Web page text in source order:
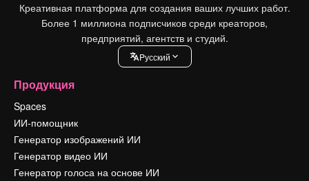
Креативная платформа для создания ваших лучших работ.
Более 1 миллиона подписчиков среди креаторов,
предприятий, агентств и студий.
Pусский
Продукция
Spaces
ИИ-помощник
Генератор изображений ИИ
Генератор видео ИИ
Генератор голоса на основе ИИ